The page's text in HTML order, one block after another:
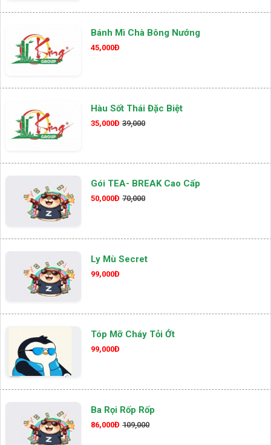
Bánh Mì Chà Bông Nướng
45,000Đ
Hàu Sốt Thái Đặc Biệt
35,000Đ 39,000
Gói TEA- BREAK Cao Cấp
50,000Đ 70,000
Ly Mù Secret
99,000Đ
Tóp Mỡ Cháy Tỏi Ớt
99,000Đ
Ba Rọi Rốp Rốp
86,000Đ 109,000